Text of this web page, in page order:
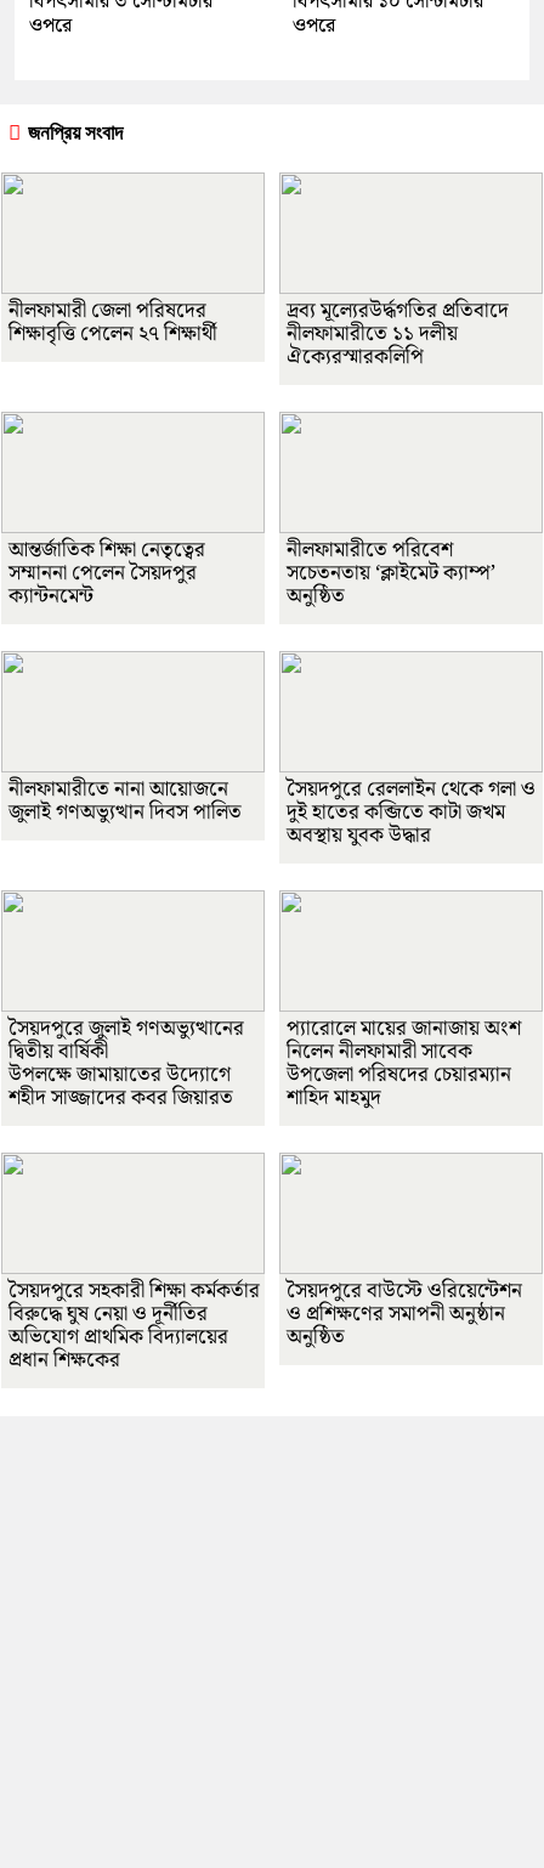
ওপরে
ওপরে
জনপ্রিয় সংবাদ
নীলফামারী জেলা পরিষদের
শিক্ষাবৃত্তি পেলেন ২৭ শিক্ষার্থী
দ্রব্য মূল্যেরউর্দ্ধগতির প্রতিবাদে
নীলফামারীতে ১১ দলীয়
ঐক্যেরস্মারকলিপি
আন্তর্জাতিক শিক্ষা নেতৃত্বের
সম্মাননা পেলেন সৈয়দপুর
ক্যান্টনমেন্ট
নীলফামারীতে পরিবেশ
সচেতনতায় ‘ক্লাইমেট ক্যাম্প’
অনুষ্ঠিত
নীলফামারীতে নানা আয়োজনে
জুলাই গণঅভ্যুত্থান দিবস পালিত
সৈয়দপুরে রেললাইন থেকে গলা ও
দুই হাতের কব্জিতে কাটা জখম
অবস্থায় যুবক উদ্ধার
সৈয়দপুরে জুলাই গণঅভ্যুত্থানের
দ্বিতীয় বার্ষিকী
উপলক্ষে জামায়াতের উদ্যোগে
শহীদ সাজ্জাদের কবর জিয়ারত
প্যারোলে মায়ের জানাজায় অংশ
নিলেন নীলফামারী সাবেক
উপজেলা পরিষদের চেয়ারম্যান
শাহিদ মাহমুদ
সৈয়দপুরে সহকারী শিক্ষা কর্মকর্তার
বিরুদ্ধে ঘুষ নেয়া ও দূর্নীতির
অভিযোগ প্রাথমিক বিদ্যালয়ের
প্রধান শিক্ষকের
সৈয়দপুরে বাউস্টে ওরিয়েন্টেশন
ও প্রশিক্ষণের সমাপনী অনুষ্ঠান
অনুষ্ঠিত